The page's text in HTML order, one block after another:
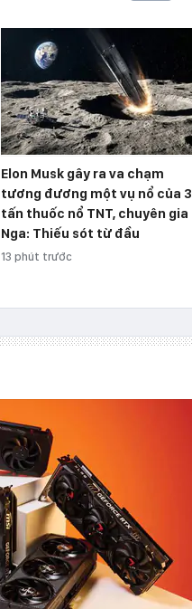
Elon Musk gây ra va chạm
tương đương một vụ nổ của 3
tấn thuốc nổ TNT, chuyên gia
Nga: Thiếu sót từ đầu
13 phút trước